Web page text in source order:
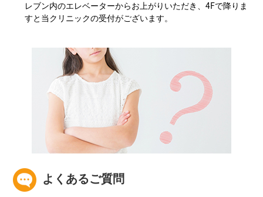
レブン内のエレベーターからお上がりいただき、4Fで降りま
すと当クリニックの受付がございます。
よくあるご質問